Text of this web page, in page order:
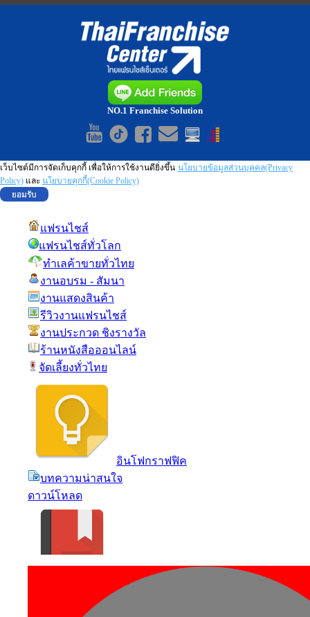
NO.1 Franchise Solution
เว็บไซต์มีการจัดเก็บคุกกี้ เพื่อให้การใช้งานดียิ่งขึ้น นโยบายข้อมูลส่วนบุคคล(Privacy
Policy) และ นโยบายคุกกี้(Cookie Policy)
ยอมรับ
แฟรนไชส์
แฟรนไชส์ทั่วโลก
ทำเลค้าขายทั่วไทย
งานอบรม - สัมนา
งานแสดงสินค้า
รีวิวงานแฟรนไชส์
งานประกวด ชิงรางวัล
ร้านหนังสือออนไลน์
จัดเลี้ยงทั่วไทย
อินโฟกราฟฟิค
บทความน่าสนใจ
ดาวน์โหลด
คำคมธุรกิจ
แบบทดสอบธุรกิจ